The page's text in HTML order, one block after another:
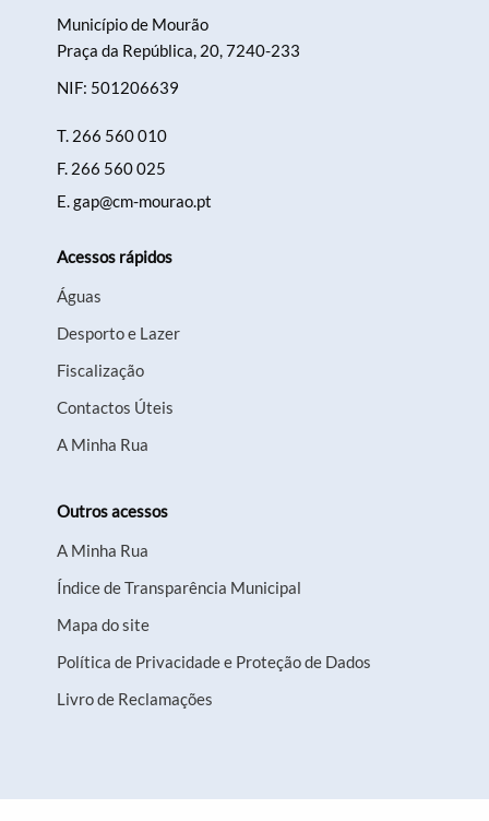
Município de Mourão
Praça da República, 20, 7240-233
NIF: 501206639
T. 266 560 010
F. 266 560 025
E.gap@cm-mourao.pt
Acessos rápidos
Águas
Desporto e Lazer
Fiscalização
Contactos Úteis
A Minha Rua
Outros acessos
A Minha Rua
Índice de Transparência Municipal
Mapa do site
Política de Privacidade e Proteção de Dados
Livro de Reclamações